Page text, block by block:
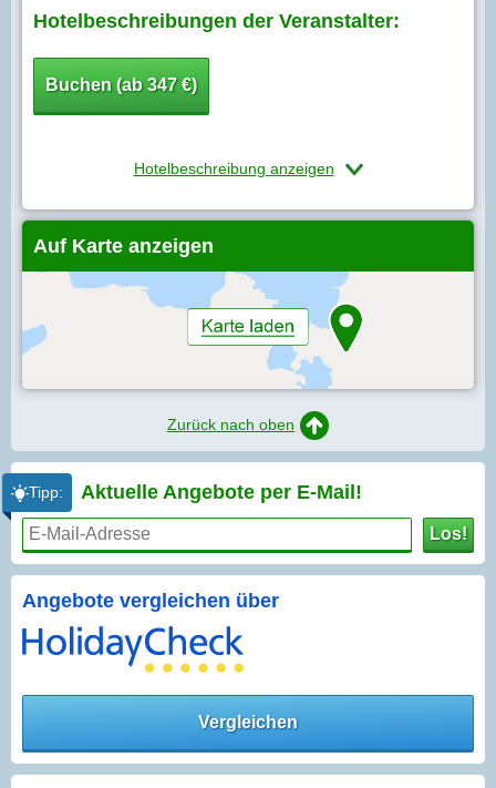
Hotelbeschreibungen der Veranstalter:
Buchen (ab 347 €)
Hotelbeschreibung anzeigen
Auf Karte anzeigen
Zurück nach oben
Tipp: Aktuelle Angebote per E-Mail!
Los!
Angebote vergleichen über
Vergleichen